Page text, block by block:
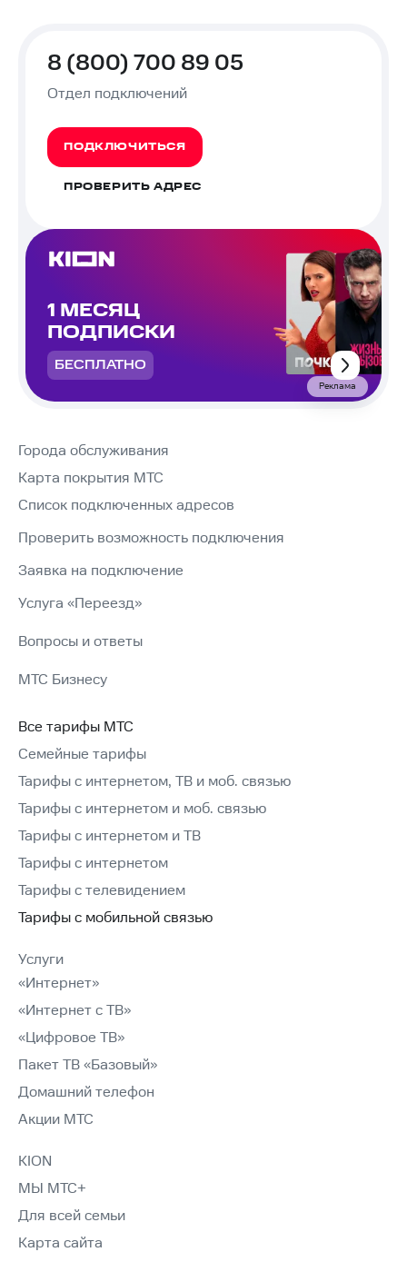
8 (800) 700 89 05
Отдел подключений
ПОДКЛЮЧИТЬСЯ
ПРОВЕРИТЬ АДРЕС
1 МЕСЯЦ
ПОДПИСКИ
БЕСПЛАТНО
Реклама
Города обслуживания
Карта покрытия МТС
Список подключенных адресов
Проверить возможность подключения
Заявка на подключение
Услуга «Переезд»
Вопросы и ответы
МТС Бизнесу
Все тарифы МТС
Семейные тарифы
Тарифы с интернетом, ТВ и моб. связью
Тарифы с интернетом и моб. связью
Тарифы с интернетом и ТВ
Тарифы с интернетом
Тарифы с телевидением
Тарифы с мобильной связью
Услуги
«Интернет»
«Интернет с ТВ»
«Цифровое ТВ»
Пакет ТВ «Базовый»
Домашний телефон
Акции МТС
KION
МЫ МТС+
Для всей семьи
Карта сайта